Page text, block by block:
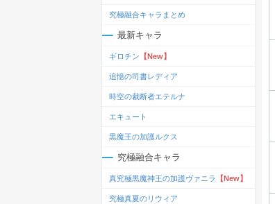
究極融合キャラまとめ
最新キャラ
ギロチン 【New】
追憶の司書レディア
時空の裁断者エテルナ
エキュート
黒魔王の加護ルクス
究極融合キャラ
真究極黒魔神王の加護ヴァニラ 【New】
究極真夏のリウィア